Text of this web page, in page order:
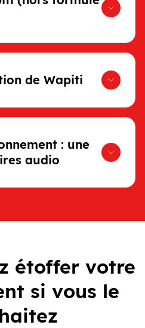
de Wapiti
: une
audio
étoffer votre
si vous le